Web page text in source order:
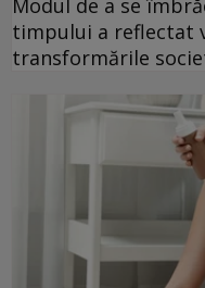
Modul de a se
timpului a reflectat
transformările